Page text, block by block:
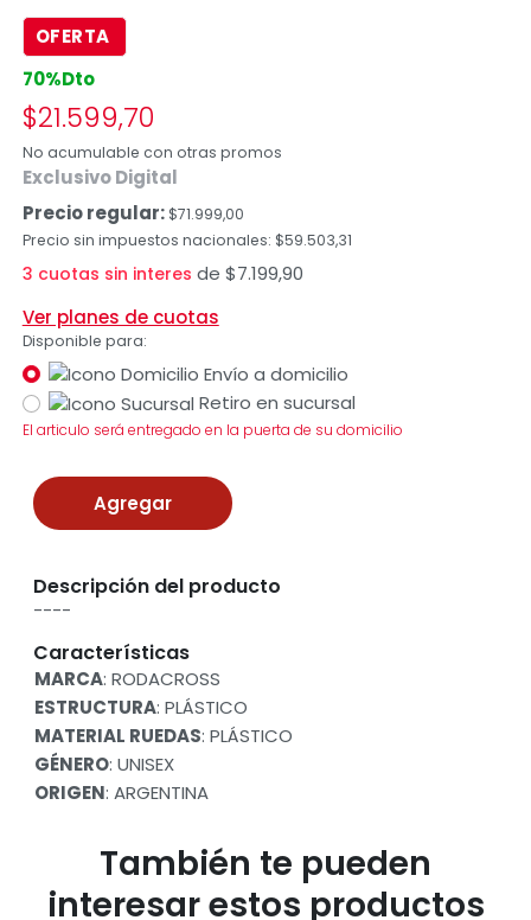
OFERTA
70%Dto
$21.599,70
No acumulable con otras promos
Exclusivo Digital
Precio regular:$71.999,00
Precio sin impuestos nacionales: $59.503,31
3 cuotas sin interes de $7.199,90
Ver planes de cuotas
Disponible para:
Envío a domicilio
Retiro en sucursal
El articulo será entregado en la puerta de su domicilio
Agregar
Descripción del producto
----
Características
MARCA: RODACROSS
ESTRUCTURA: PLÁSTICO
MATERIAL RUEDAS: PLÁSTICO
GÉNERO: UNISEX
ORIGEN: ARGENTINA
También te pueden
interesar estos productos